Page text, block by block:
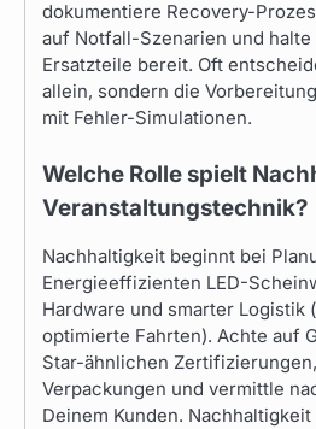
dokumentiere Recovery-
auf Notfall-Szenarien und
Ersatzteile bereit. Oft
allein, sondern die
mit Fehler-Simulationen.
Welche Rolle spielt
Veranstaltungstechnik?
Nachhaltigkeit beginnt bei
Energieeffizienten LED-
Hardware und smarter Logistik
optimierte Fahrten). Achte auf
Star-ähnlichen
Verpackungen und vermittle
Deinem Kunden.